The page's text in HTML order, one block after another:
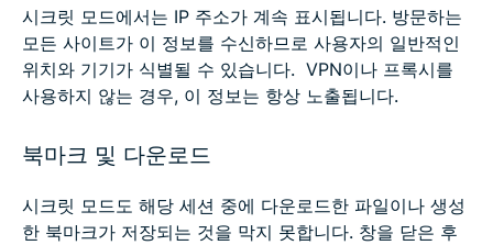
시크릿 모드에서는 IP 주소가 계속 표시됩니다. 방문하는
모든 사이트가 이 정보를 수신하므로 사용자의 일반적인
위치와 기기가 식별될 수 있습니다. VPN이나 프록시를
사용하지 않는 경우, 이 정보는 항상 노출됩니다.
북마크 및 다운로드
시크릿 모드도 해당 세션 중에 다운로드한 파일이나 생성
한 북마크가 저장되는 것을 막지 못합니다. 창을 닫은 후